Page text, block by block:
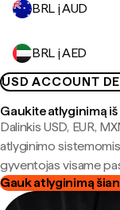
BRL į AUD
BRL į AED
USD ACCOUNT
Gaukite atlyginimą
Dalinkis USD, EUR,
atlyginimo
gyventojas visame
Gauk atlyginimą